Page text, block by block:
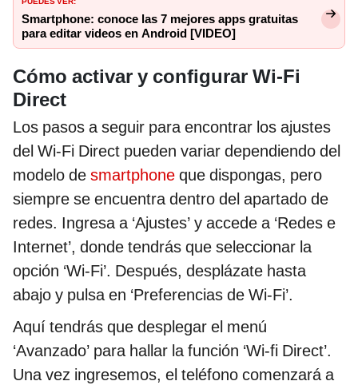
Smartphone: conoce las 7 mejores apps gratuitas
para editar videos en Android [VIDEO]
Cómo activar y configurar Wi-Fi
Direct
Los pasos a seguir para encontrar los ajustes
del Wi-Fi Direct pueden variar dependiendo del
modelo de smartphone que dispongas, pero
siempre se encuentra dentro del apartado de
redes. Ingresa a ‘Ajustes’ y accede a ‘Redes e
Internet’, donde tendrás que seleccionar la
opción ‘Wi-Fi’. Después, desplázate hasta
abajo y pulsa en ‘Preferencias de Wi-Fi’.
Aquí tendrás que desplegar el menú
‘Avanzado’ para hallar la función ‘Wi-fi Direct’.
Una vez ingresemos, el teléfono comenzará a